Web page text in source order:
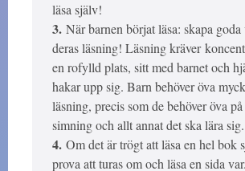
läsa själv!
3. När barnen börjat läsa: skapa
deras läsning! Läsning kräver
en rofylld plats, sitt med barnet och
hakar upp sig. Barn behöver öva
läsning, precis som de behöver öva
simning och allt annat det ska lära sig.
4. Om det är trögt att läsa en hel bok
prova att turas om och läsa en sida